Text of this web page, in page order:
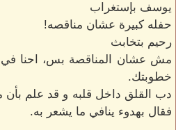
يوسف بإستغراب
حفله كبيرة عشان مناقصه!
رحيم بتخابث
مش عشان المناقصة بس، احنا في
خطوبتك.
دب القلق داخل قلبه و قد علم
فقال بهدوء ينافي ما يشعر به.